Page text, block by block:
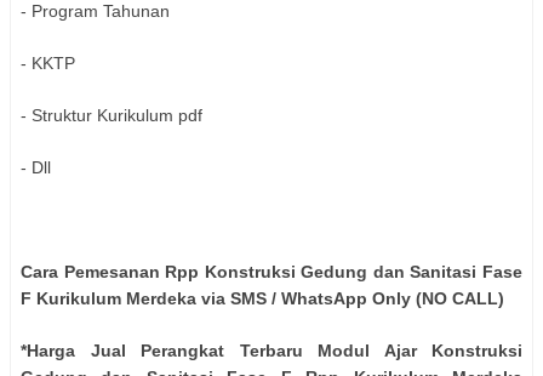
- Program Tahunan
- KKTP
- Struktur Kurikulum pdf
- Dll
Cara Pemesanan Rpp Konstruksi Gedung dan Sanitasi Fase
F Kurikulum Merdeka via SMS / WhatsApp Only (NO CALL)
*Harga Jual Perangkat Terbaru Modul Ajar Konstruksi